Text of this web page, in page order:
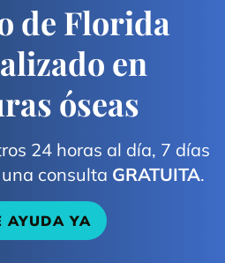
de Florida
en
óseas
24 horas al día, 7 días
consulta GRATUITA.
AYUDA YA